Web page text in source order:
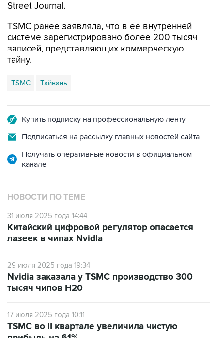
TSMC ранее заявляла, что в ее внутренней
записей, представляющих коммерческую
тайну.
TSMC
Подписаться на рассылку главных новостей сайта
Получать оперативные новости в официальном
НОВОСТИ ПО ТЕМЕ
31 июля 2025 года 14:44
лазеек в чипах Nvidia
тысяч чипов H20
прибыль на 61%